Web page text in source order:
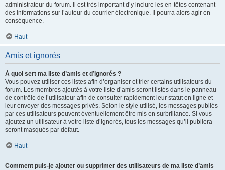
administrateur du forum. Il est très important d’y inclure les en-têtes contenant
des informations sur l’auteur du courrier électronique. Il pourra alors agir en
conséquence.
Haut
Amis et ignorés
À quoi sert ma liste d’amis et d’ignorés ?
Vous pouvez utiliser ces listes afin d’organiser et trier certains utilisateurs du
forum. Les membres ajoutés à votre liste d’amis seront listés dans le panneau
de contrôle de l’utilisateur afin de consulter rapidement leur statut en ligne et
leur envoyer des messages privés. Selon le style utilisé, les messages publiés
par ces utilisateurs peuvent éventuellement être mis en surbrillance. Si vous
ajoutez un utilisateur à votre liste d’ignorés, tous les messages qu’il publiera
seront masqués par défaut.
Haut
Comment puis-je ajouter ou supprimer des utilisateurs de ma liste d’amis